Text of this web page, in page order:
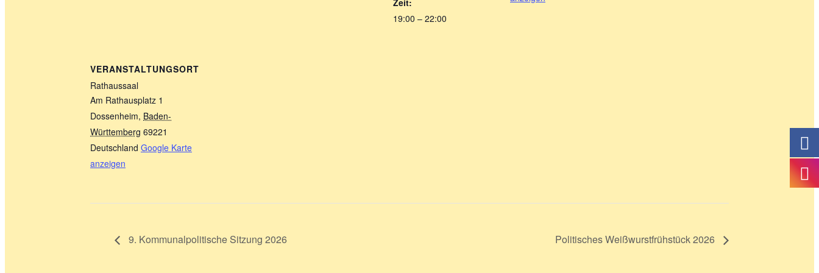
Zeit:
19:00 – 22:00
VERANSTALTUNGSORT
Rathaussaal
Am Rathausplatz 1
Dossenheim, Baden-
Württemberg 69221
Deutschland Google Karte
anzeigen
9. Kommunalpolitische Sitzung 2026 Politisches Weißwurstfrühstück 2026